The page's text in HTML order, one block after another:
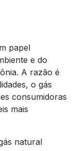
papel
e do
A razão é
o gás
consumidoras
mais
natural